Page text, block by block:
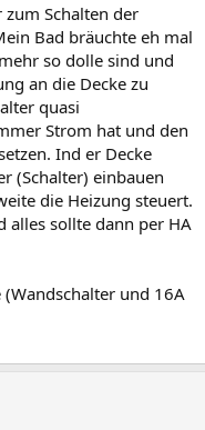
Schalten der
Bad bräuchte eh mal
so dolle sind und
an die Decke zu
quasi
Strom hat und den
Ind er Decke
(Schalter) einbauen
die Heizung steuert.
alles sollte dann per HA
und 16A